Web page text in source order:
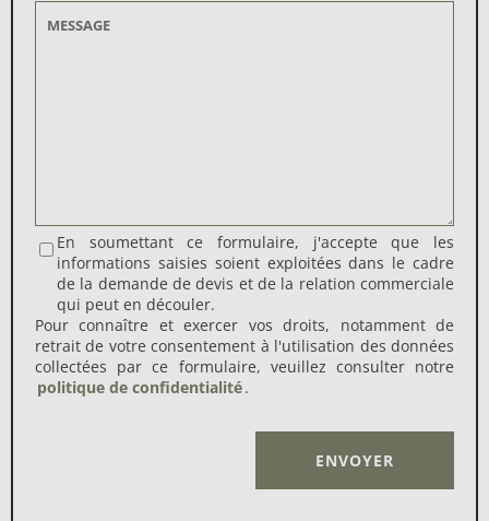
En soumettant ce formulaire, j'accepte que les
informations saisies soient exploitées dans le cadre
de la demande de devis et de la relation commerciale
qui peut en découler.
Pour connaître et exercer vos droits, notamment de
retrait de votre consentement à l'utilisation des données
collectées par ce formulaire, veuillez consulter notre
politique de confidentialité.